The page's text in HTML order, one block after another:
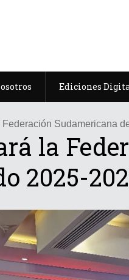
Ediciones
Federación Sudamericana
la
2025-